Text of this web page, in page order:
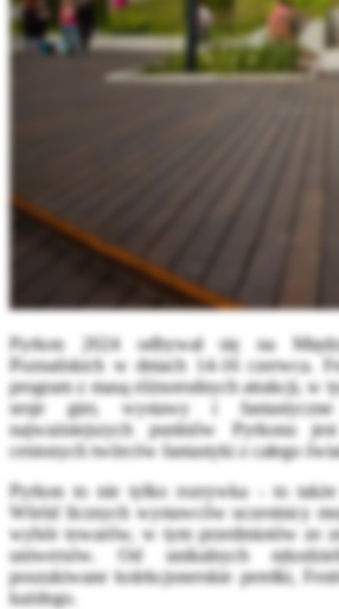
Pyrkon 2024 odbywał się na
Poznańskich w dniach 14-16 czerwca.
program z masą różnorodnych atrakcji, w
sesje gier, wystawy i
najważniejszych punktów Pyrkonu
cenionych twórców fantastyki z całego
Pyrkon to nie tylko rozrywka - to także
Wśród licznych wystawców uczestnicy
wybór towarów, w tym przedmiotów ze
uniwersów. Od unikalnych
poszukiwane kolekcjonerskie perełki,
każdego.